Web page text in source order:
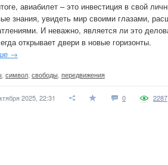
авиабилет – это инвестиция в свой
знания, увидеть мир своими глазами,
И неважно, является ли это
открывает двери в новые горизонты.
→
символ свободы передвижения
2025, 22:31 0 2287